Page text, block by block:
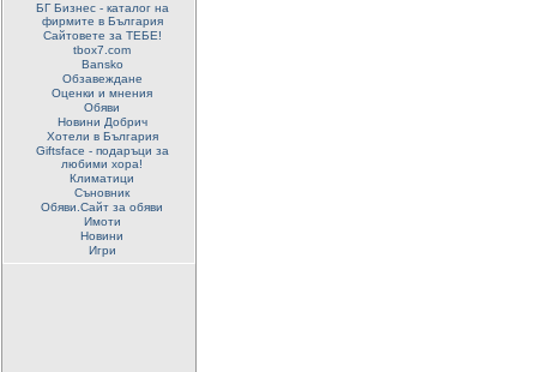
БГ Бизнес - каталог на
фирмите в България
Сайтовете за ТЕБЕ!
tbox7.com
Bansko
Обзавеждане
Оценки и мнения
Обяви
Новини Добрич
Хотели в България
Giftsface - подаръци за
любими хора!
Климатици
Съновник
Обяви.Сайт за обяви
Имоти
Новини
Игри